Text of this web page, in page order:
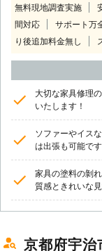
無料現地調査実施
間対応
サポート万
り後追加料金無し
大切な家具修理
いたします！
ソファーやイス
は出張も可能です
家具の塗料の剝
質感ときれいな
京都府宇治